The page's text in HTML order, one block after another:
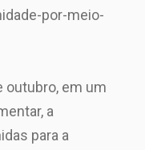
por-meio-
outubro, em um
a
para a